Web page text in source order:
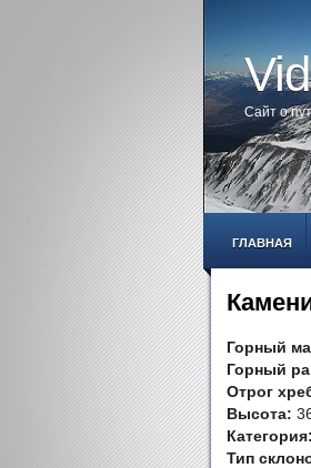
Сайт о
ГЛАВНАЯ
Горный
Горный
Отрог
Высота:
Категория:
Тип